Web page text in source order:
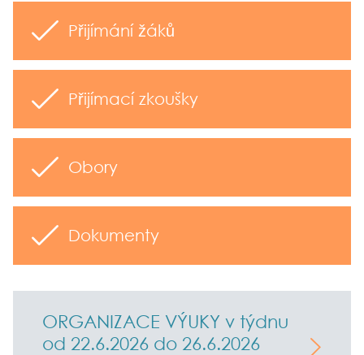
Přijímání žáků
Přijímací zkoušky
Obory
Dokumenty
ORGANIZACE VÝUKY v týdnu
od 22.6.2026 do 26.6.2026